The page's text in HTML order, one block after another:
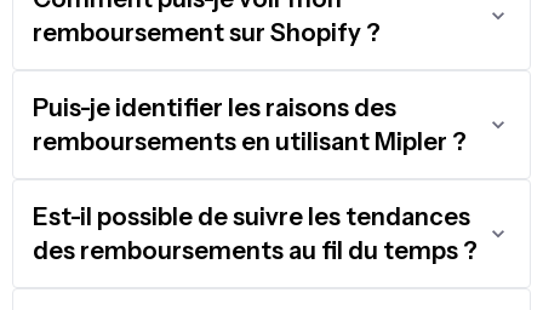
remboursement sur Shopify ?
Puis-je identifier les raisons des
remboursements en utilisant Mipler ?
Est-il possible de suivre les tendances
des remboursements au fil du temps ?